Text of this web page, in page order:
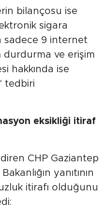
bilançosu ise
sigara
sadece 9 internet
durdurma ve erişim
hakkında ise
tedbiri
eksikliği itiraf
CHP Gaziantep
yanıtının
itirafı olduğunu